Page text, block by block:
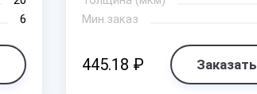
6
Мин.заказ
445.18 ₽ Заказать